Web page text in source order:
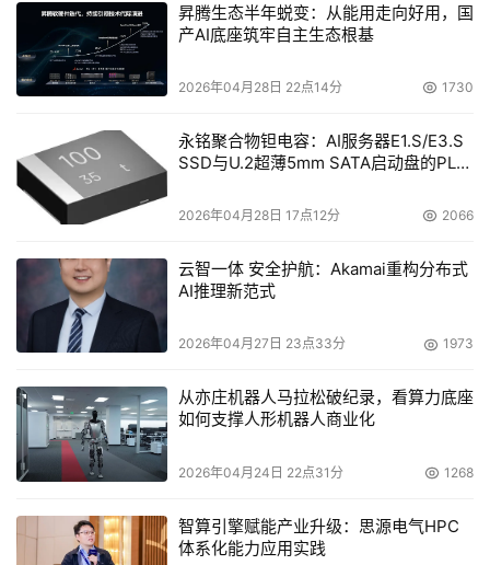
昇腾生态半年蜕变：从能用走向好用，国
产AI底座筑牢自主生态根基
2026年04月28日 22点14分 1730
永铭聚合物钽电容：AI服务器E1.S/E3.S
SSD与U.2超薄5mm SATA启动盘的PLP
2026年04月28日 17点12分 2066
云智一体 安全护航：Akamai重构分布式
AI推理新范式
2026年04月27日 23点33分 1973
从亦庄机器人马拉松破纪录，看算力底座
如何支撑人形机器人商业化
2026年04月24日 22点31分 1268
智算引擎赋能产业升级：思源电气HPC
体系化能力应用实践